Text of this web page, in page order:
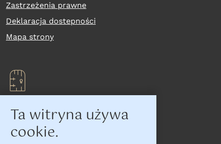
Ta witryna używa
cookie.
Zastrzeżenia prawne
Deklaracja dostepności
Mapa strony
Na skróty